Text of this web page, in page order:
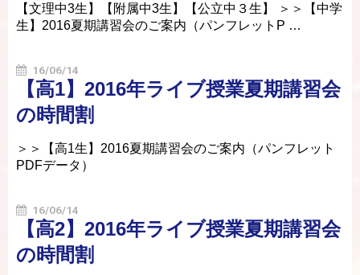
【文理中3生】【附属中3生】【公立中３生】 ＞＞【中学
生】2016夏期講習会のご案内（パンフレットP …
16/06/14
【高1】2016年ライブ授業夏期講習会
の時間割
＞＞【高1生】2016夏期講習会のご案内（パンフレット
PDFデータ）
16/06/14
【高2】2016年ライブ授業夏期講習会
の時間割